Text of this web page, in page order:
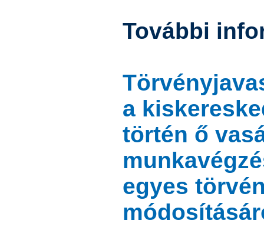
További
a
történ ő
egyes